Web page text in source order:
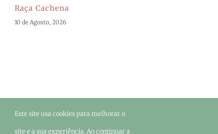
Raça Cachena
10 de Agosto, 2026
Este site usa cookies para melhorar o
site e a sua experiência. Ao continuar a